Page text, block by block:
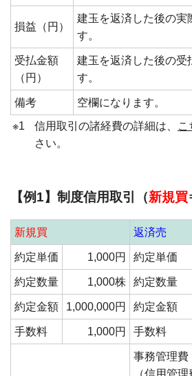
損益（円）
建玉を返済した後の実
す。
受払金額
（円）
建玉を返済した後の受
す。
備考
空欄になります。
※1
信用取引の諸経費の詳細は、 こ
さい。
【例1】制度信用取引（新規買
新規買 返済売
約定単価 1,000円 約定単価
約定数量 1,000株 約定数量
約定金額 1,000,000円 約定金額
手数料 1,000円 手数料
事務管理費